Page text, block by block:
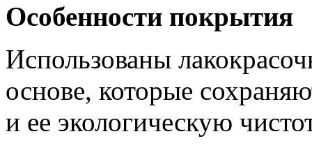
Особенности покрытия
Использованы
основе, которые
и ее экологическую